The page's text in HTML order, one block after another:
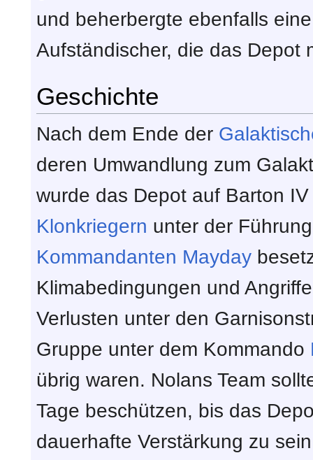
und beherbergte ebenfalls
Aufständischer, die das Depot
Geschichte
Nach dem Ende der
deren Umwandlung zum
wurde das Depot auf Barton
Klonkriegern unter der
Kommandanten Mayday
Klimabedingungen und
Verlusten unter den
Gruppe unter dem Kommando
übrig waren. Nolans Team
Tage beschützen, bis das
dauerhafte Verstärkung zu